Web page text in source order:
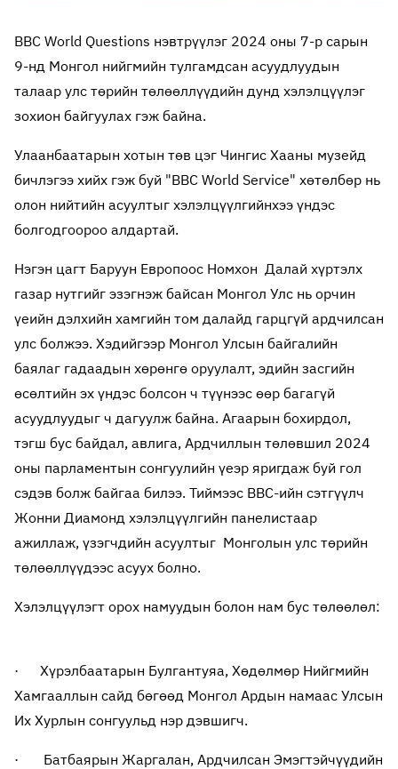
BBC World Questions нэвтрүүлэг 2024 оны 7-р сарын
9-нд Монгол нийгмийн тулгамдсан асуудлуудын
талаар улс төрийн төлөөллүүдийн дунд хэлэлцүүлэг
зохион байгуулах гэж байна.
Улаанбаатарын хотын төв цэг Чингис Хааны музейд
бичлэгээ хийх гэж буй "BBC World Service" хөтөлбөр нь
олон нийтийн асуултыг хэлэлцүүлгийнхээ үндэс
болгодгоороо алдартай.
Нэгэн цагт Баруун Европоос Номхон Далай хүртэлх
газар нутгийг эзэгнэж байсан Монгол Улс нь орчин
үеийн дэлхийн хамгийн том далайд гарцгүй ардчилсан
улс болжээ. Хэдийгээр Монгол Улсын байгалийн
баялаг гадаадын хөрөнгө оруулалт, эдийн засгийн
өсөлтийн эх үндэс болсон ч түүнээс өөр багагүй
асуудлуудыг ч дагуулж байна. Агаарын бохирдол,
тэгш бус байдал, авлига, Ардчиллын төлөвшил 2024
оны парламентын сонгуулийн үеэр яригдаж буй гол
сэдэв болж байгаа билээ. Тиймээс BBC-ийн сэтгүүлч
Жонни Диамонд хэлэлцүүлгийн панелистаар
ажиллаж, үзэгчдийн асуултыг Монголын улс төрийн
төлөөллүүдээс асуух болно.
Хэлэлцүүлэгт орох намуудын болон нам бус төлөөлөл:
· Хүрэлбаатарын Булгантуяа, Хөдөлмөр Нийгмийн
Хамгааллын сайд бөгөөд Монгол Ардын намаас Улсын
Их Хурлын сонгуульд нэр дэвшигч.
· Батбаярын Жаргалан, Ардчилсан Эмэгтэйчүүдийн